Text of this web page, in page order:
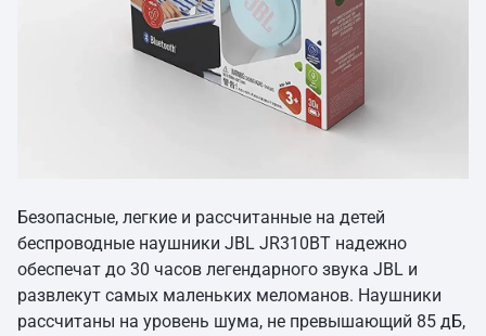
Безопасные, легкие и рассчитанные на детей
беспроводные наушники JBL JR310BT надежно
обеспечат до 30 часов легендарного звука JBL и
развлекут самых маленьких меломанов. Наушники
рассчитаны на уровень шума, не превышающий 85 дБ,